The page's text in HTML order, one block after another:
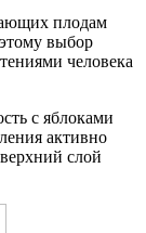
плодам
выбор
человека
с яблоками
активно
слой